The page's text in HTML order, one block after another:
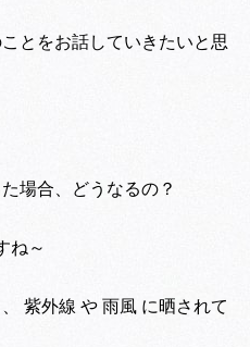
とをお話していきたいと思
場合、どうなるの？
ね～
紫外線 や 雨風 に晒されて